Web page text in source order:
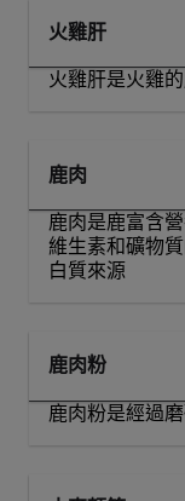
火雞肝
火雞肝是火雞
鹿肉
鹿肉是鹿富含
維生素和礦物
白質來源
鹿肉粉
鹿肉粉是經過